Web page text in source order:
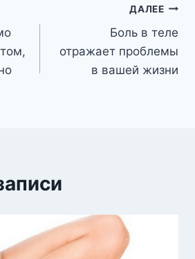
ДАЛЕЕ
Боль в теле
отражает проблемы
в вашей жизни